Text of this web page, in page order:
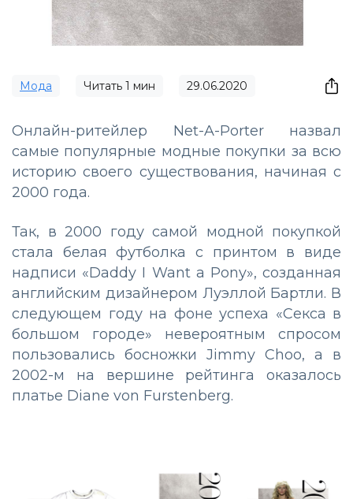
Мода Читать 1 мин 29.06.2020
Онлайн-ритейлер Net-A-Porter назвал
самые популярные модные покупки за всю
историю своего существования, начиная с
2000 года.
Так, в 2000 году самой модной покупкой
стала белая футболка с принтом в виде
надписи «Daddy I Want a Pony», созданная
английским дизайнером Луэллой Бартли. В
следующем году на фоне успеха «Секса в
большом городе» невероятным спросом
пользовались босножки Jimmy Choo, а в
2002-м на вершине рейтинга оказалось
платье Diane von Furstenberg.